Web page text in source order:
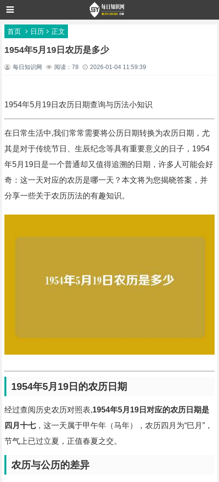
首页 日历 正文
1954年5月19日农历是多少
每日知识网 阅读：78 2026-01-04 11:59:39
1954年5月19日农历日期查询与历法小知识
在日常生活中,我们常常需要将公历日期转换为农历日期，尤
其是对于传统节日、生辰纪念等具有重要意义的日子，1954
年5月19日是一个普通却又值得追溯的日期，许多人可能会好
奇：这一天对应的农历是哪一天？本文将为您揭晓答案，并
分享一些关于农历历法的有趣知识。
1954年5月19日的农历日期
经过查阅历史农历对照表,1954年5月19日对应的农历日期是
四月十七，这一天属于甲午年（马年），农历四月为“巳月”，
节气上已过立夏，正值春夏之交。
农历与公历的差异